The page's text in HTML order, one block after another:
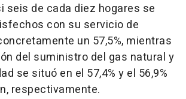
seis de cada diez hogares se
con su servicio de
un 57,5%, mientras
del suministro del gas natural y
se situó en el 57,4% y el 56,9%
respectivamente.